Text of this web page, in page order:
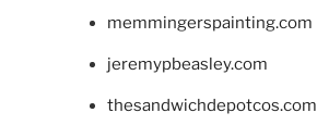
memmingerspainting.com
jeremypbeasley.com
thesandwichdepotcos.com